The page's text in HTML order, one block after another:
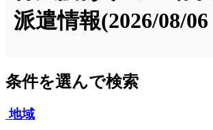
派遣情報(2026/08/
条件を選んで検索
地域